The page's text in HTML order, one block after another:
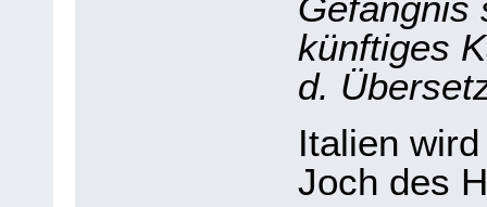
künftiges
d.
Italien
Joch des